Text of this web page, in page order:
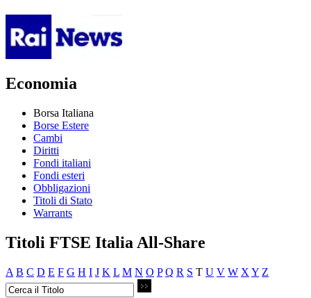
Economia
Borsa Italiana
Borse Estere
Cambi
Diritti
Fondi italiani
Fondi esteri
Obbligazioni
Titoli di Stato
Warrants
Titoli FTSE Italia All-Share
A B C D E F G H I J K L M N O P Q R S T U V W X Y Z